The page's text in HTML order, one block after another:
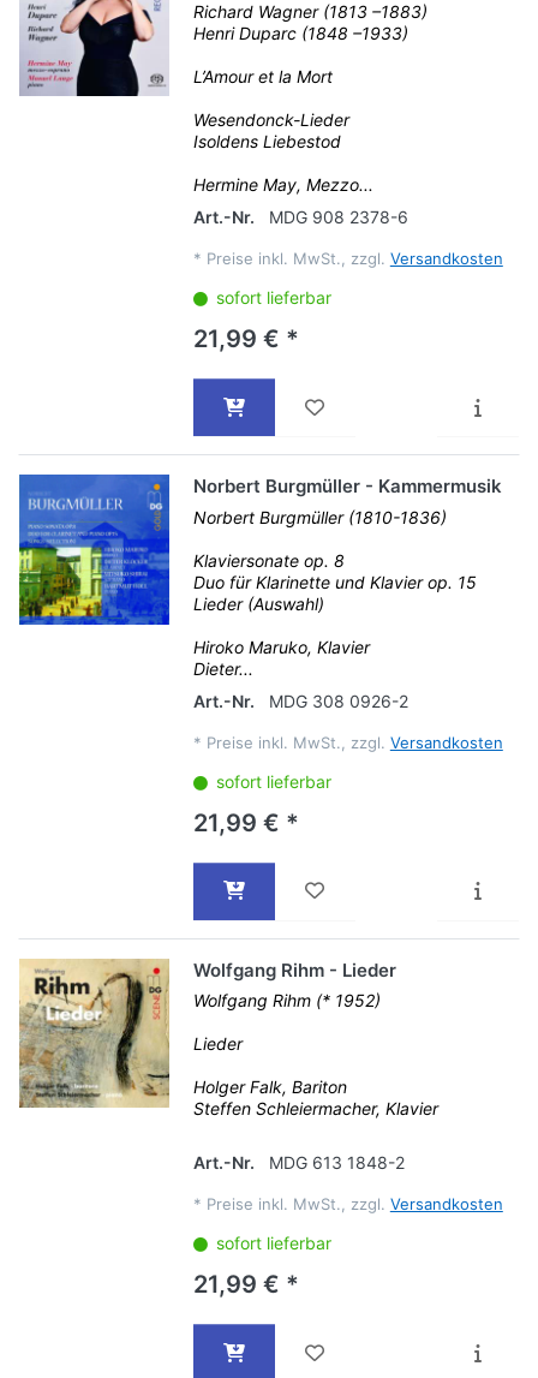
Richard Wagner (1813 –1883)
Henri Duparc (1848 –1933)
L’Amour et la Mort
Wesendonck-Lieder
Isoldens Liebestod
Hermine May, Mezzo...
Art.-Nr.
MDG 908 2378-6
* Preise inkl. MwSt., zzgl. Versandkosten
sofort lieferbar
21,99 € *
Norbert Burgmüller - Kammermusik
Norbert Burgmüller (1810-1836)
Klaviersonate op. 8
Duo für Klarinette und Klavier op. 15
Lieder (Auswahl)
Hiroko Maruko, Klavier
Dieter...
Art.-Nr.
MDG 308 0926-2
* Preise inkl. MwSt., zzgl. Versandkosten
sofort lieferbar
21,99 € *
Wolfgang Rihm - Lieder
Wolfgang Rihm (* 1952)
Lieder
Holger Falk, Bariton
Steffen Schleiermacher, Klavier
Art.-Nr. MDG 613 1848-2
* Preise inkl. MwSt., zzgl. Versandkosten
sofort lieferbar
21,99 € *